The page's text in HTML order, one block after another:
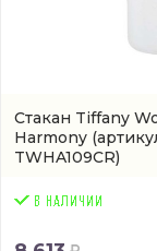
Стакан Tiffany
Harmony
TWHA109CR)